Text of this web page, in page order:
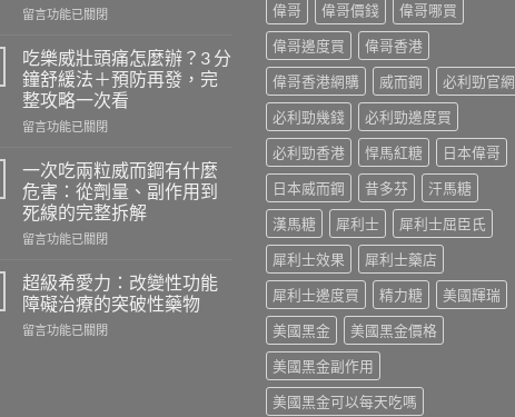
在
天
吃
樂
威
壯
樣？
從
真
實
例、
醫
學
風
留言功能已關閉
吃樂威壯頭痛怎麼辦？3 分
鐘舒緩法＋預防再發，完
整攻略一次看
在
威
壯
頭
痛
麼
辦？
3
分
留言功能已關閉
一次吃兩粒威而鋼有什麼
危害：從劑量、副作用到
死線的完整拆解
在
次
吃
兩
粒
留言功能已關閉
超級希愛力：改變性功能
障礙治療的突破性藥物
在
留言功能已關閉
偉哥
偉哥價錢
偉哥哪買
偉哥邊度買
偉哥香港
偉哥香港網購
威而鋼
必利勁官網
必利勁幾錢
必利勁邊度買
必利勁香港
悍馬紅糖
日本偉哥
日本威而鋼
昔多芬
汗馬糖
漢馬糖
犀利士
犀利士屈臣氏
犀利士效果
犀利士藥店
犀利士邊度買
精力糖
美國輝瑞
美國黑金
美國黑金價格
美國黑金副作用
美國黑金可以每天吃嗎